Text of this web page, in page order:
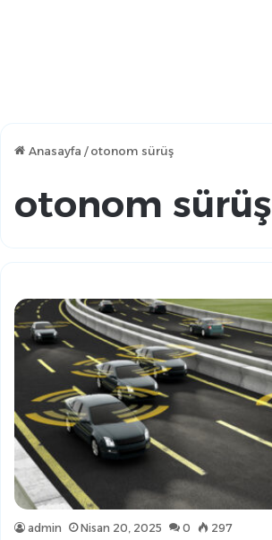
Anasayfa / otonom sürüş
otonom sürüş
admin Nisan 20, 2025 0 297